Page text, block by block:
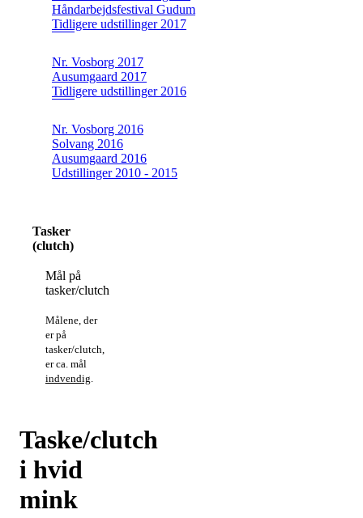
Håndarbejdsfestival Gudum
Tidligere udstillinger 2017
Nr. Vosborg 2017
Ausumgaard 2017
Tidligere udstillinger 2016
Nr. Vosborg 2016
Solvang 2016
Ausumgaard 2016
Udstillinger 2010 - 2015
Tasker
(clutch)
Mål på
tasker/clutch
Målene, der
er på
tasker/clutch,
er ca. mål
indvendig.
Taske/clutch
i hvid
mink